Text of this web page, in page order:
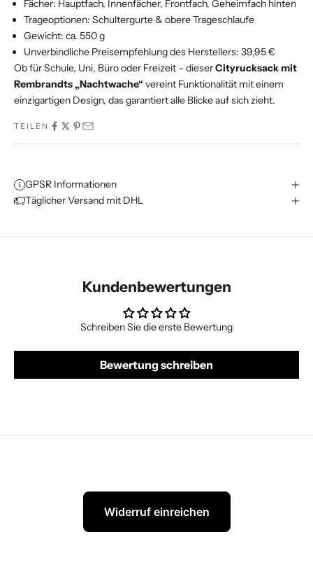
Fächer: Hauptfach, Innenfächer, Frontfach, Geheimfach hinten
Trageoptionen: Schultergurte & obere Trageschlaufe
Gewicht: ca. 550 g
Unverbindliche Preisempfehlung des Herstellers: 39,95 €
Ob für Schule, Uni, Büro oder Freizeit – dieserCityrucksack mit
Rembrandts „Nachtwache“vereint Funktionalität mit einem
einzigartigen Design, das garantiert alle Blicke auf sich zieht.
TEILEN
GPSR Informationen
Täglicher Versand mit DHL
Kundenbewertungen
Schreiben Sie die erste Bewertung
Bewertung schreiben
Widerruf einreichen